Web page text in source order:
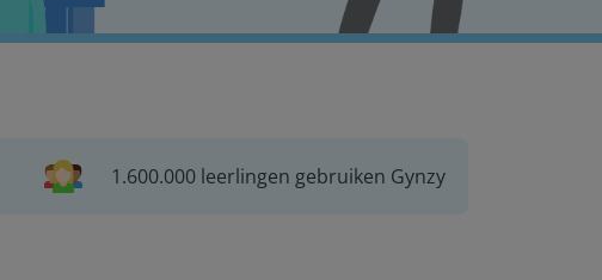
1.600.000 leerlingen gebruiken Gynzy